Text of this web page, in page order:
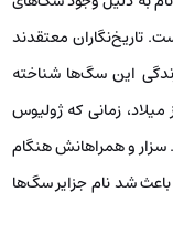
تاریخ‌نگاران معتقدند
این سگ‌ها شناخته
به ‌ویژه در سال ۴۵ قبل از میلاد، زمانی که ژولیوس
سزار و همراهانش هنگام
شد نام جزایر سگ‌ها